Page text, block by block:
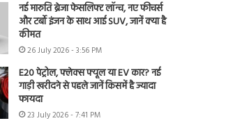
नई मारुति ब्रेजा फेसलिफ्ट लॉन्च, नए फीचर्स
और टर्बो इंजन के साथ आई SUV, जानें क्या है
कीमत
26 July 2026 - 3:56 PM
E20 पेट्रोल, फ्लेक्स फ्यूल या EV कार? नई
गाड़ी खरीदने से पहले जानें किसमें है ज्यादा
फायदा
23 July 2026 - 7:41 PM